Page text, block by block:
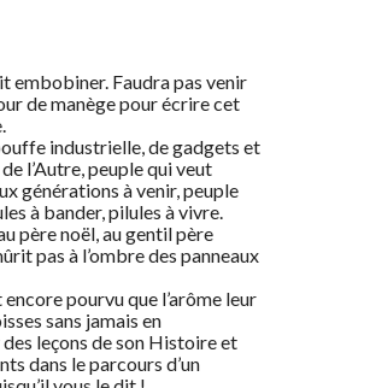
embobiner. Faudra pas venir
de manège pour écrire cet
industrielle, de gadgets et
l’Autre, peuple qui veut
générations à venir, peuple
à bander, pilules à vivre.
père noël, au gentil père
pas à l’ombre des panneaux
pourvu que l’arôme leur
sans jamais en
leçons de son Histoire et
dans le parcours d’un